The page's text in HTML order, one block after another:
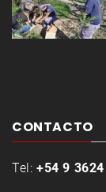
CONTACTO
Tel: +54 9